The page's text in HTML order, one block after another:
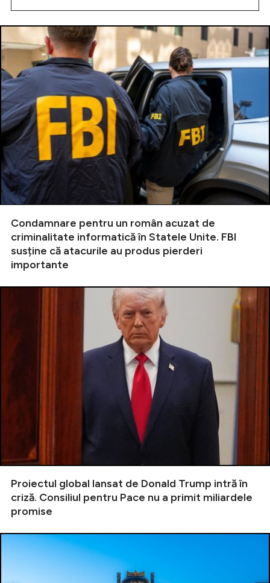
Condamnare pentru un român acuzat de
criminalitate informatică în Statele Unite. FBI
susține că atacurile au produs pierderi
importante
Proiectul global lansat de Donald Trump intră în
criză. Consiliul pentru Pace nu a primit miliardele
promise